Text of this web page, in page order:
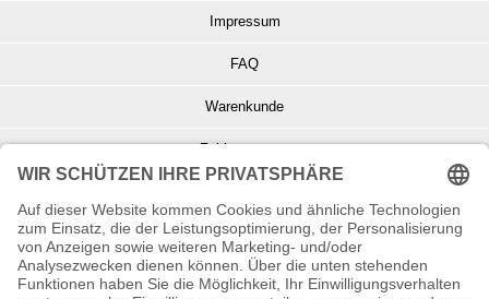
Impressum
FAQ
Warenkunde
Zahlungsarten
Info zu Elektro- u. Elektronikgeräten
Batterieentsorgung